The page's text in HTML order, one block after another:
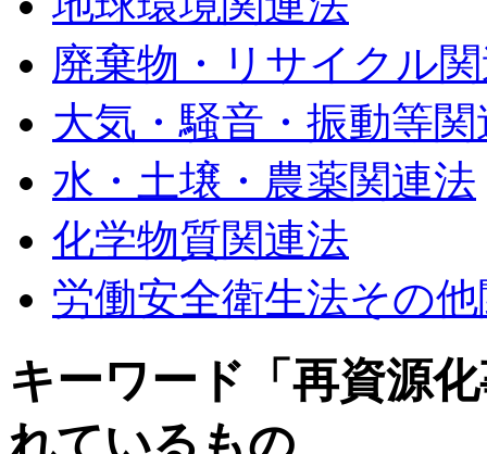
廃棄物・リサイクル
大気・騒音・振動等関
水・土壌・農薬関連法
化学物質関連法
労働安全衛生法その
キーワード「再資源
れているもの